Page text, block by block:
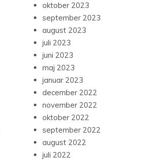
oktober 2023
september 2023
august 2023
juli 2023
juni 2023
maj 2023
januar 2023
december 2022
november 2022
oktober 2022
september 2022
august 2022
juli 2022